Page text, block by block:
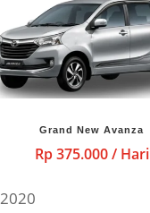
Grand New Avanza
Rp 375.000 / Hari
2020